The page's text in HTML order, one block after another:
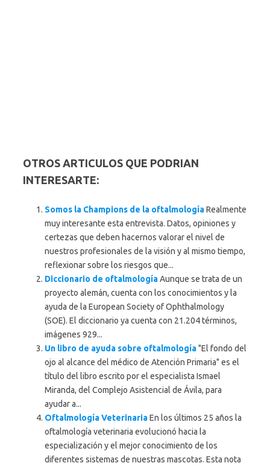
OTROS ARTICULOS QUE PODRIAN
INTERESARTE:
Somos la Champions de la oftalmologíaRealmente
muy interesante esta entrevista. Datos, opiniones y
certezas que deben hacernos valorar el nivel de
nuestros profesionales de la visión y al mismo tiempo,
reflexionar sobre los riesgos que...
Diccionario de oftalmologíaAunque se trata de un
proyecto alemán, cuenta con los conocimientos y la
ayuda de la European Society of Ophthalmology
(SOE). El diccionario ya cuenta con 21.204 términos,
imágenes 929...
Un libro de ayuda sobre oftalmología"El fondo del
ojo al alcance del médico de Atención Primaria" es el
título del libro escrito por el especialista Ismael
Miranda, del Complejo Asistencial de Ávila, para
ayudar a...
Oftalmología VeterinariaEn los últimos 25 años la
oftalmología veterinaria evolucionó hacia la
especialización y el mejor conocimiento de los
diferentes sistemas de nuestras mascotas. Esta nota